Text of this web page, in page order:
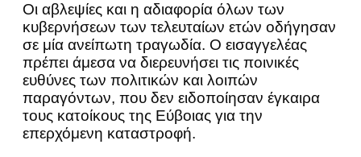
Οι αβλεψίες και η αδιαφορία όλων των
κυβερνήσεων των τελευταίων ετών οδήγησαν
σε μία ανείπωτη τραγωδία. Ο εισαγγελέας
πρέπει άμεσα να διερευνήσει τις ποινικές
ευθύνες των πολιτικών και λοιπών
παραγόντων, που δεν ειδοποίησαν έγκαιρα
τους κατοίκους της Εύβοιας για την
επερχόμενη καταστροφή.